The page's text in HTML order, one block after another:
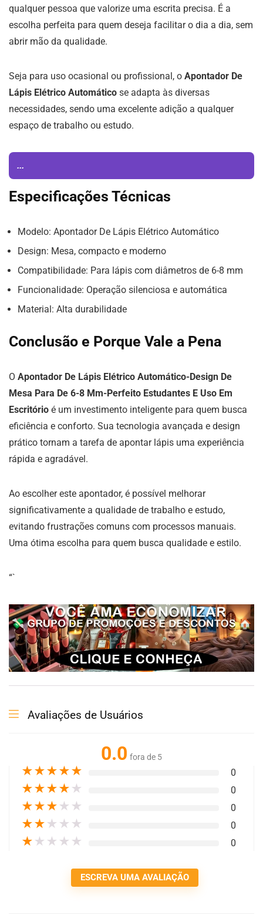
qualquer pessoa que valorize uma escrita precisa. É a
escolha perfeita para quem deseja facilitar o dia a dia, sem
abrir mão da qualidade.
Seja para uso ocasional ou profissional, o Apontador De
Lápis Elétrico Automático se adapta às diversas
necessidades, sendo uma excelente adição a qualquer
espaço de trabalho ou estudo.
...
Especificações Técnicas
Modelo: Apontador De Lápis Elétrico Automático
Design: Mesa, compacto e moderno
Compatibilidade: Para lápis com diâmetros de 6-8 mm
Funcionalidade: Operação silenciosa e automática
Material: Alta durabilidade
Conclusão e Porque Vale a Pena
O Apontador De Lápis Elétrico Automático-Design De
Mesa Para De 6-8 Mm-Perfeito Estudantes E Uso Em
Escritório é um investimento inteligente para quem busca
eficiência e conforto. Sua tecnologia avançada e design
prático tornam a tarefa de apontar lápis uma experiência
rápida e agradável.
Ao escolher este apontador, é possível melhorar
significativamente a qualidade de trabalho e estudo,
evitando frustrações comuns com processos manuais.
Uma ótima escolha para quem busca qualidade e estilo.
“`
Avaliações de Usuários
0.0 fora de 5
★★★★★ 0
★★★★ ★ 0
★★★ ★ ★ 0
★★ ★ ★ ★ 0
★ ★ ★ ★ ★ 0
ESCREVA UMA AVALIAÇÃO